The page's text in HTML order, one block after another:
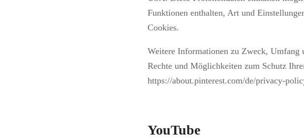
Funktionen enthalten, Art und
Cookies.
Weitere Informationen zu Zweck, Umfang
Rechte und Möglichkeiten zum Schutz
https://about.pinterest.com/de/privacy-
YouTube